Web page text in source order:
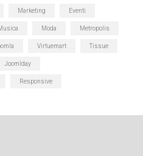
Marketing Eventi
Moda Metropolis
Virtuemart Tissue
Joomlday
Responsive